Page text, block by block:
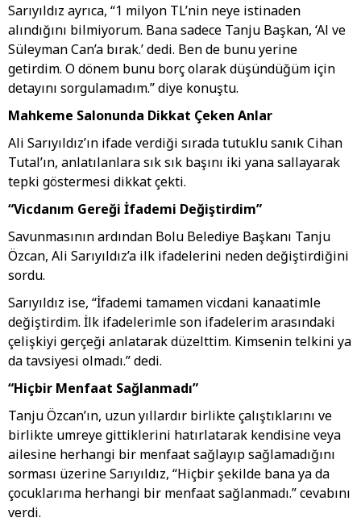
Sarıyıldız ayrıca, “1 milyon TL’nin neye istinaden
alındığını bilmiyorum. Bana sadece Tanju Başkan, ‘Al ve
Süleyman Can’a bırak.’ dedi. Ben de bunu yerine
getirdim. O dönem bunu borç olarak düşündüğüm için
detayını sorgulamadım.” diye konuştu.
Mahkeme Salonunda Dikkat Çeken Anlar
Ali Sarıyıldız’ın ifade verdiği sırada tutuklu sanık Cihan
Tutal’ın, anlatılanlara sık sık başını iki yana sallayarak
tepki göstermesi dikkat çekti.
“Vicdanım Gereği İfademi Değiştirdim”
Savunmasının ardından Bolu Belediye Başkanı Tanju
Özcan, Ali Sarıyıldız’a ilk ifadelerini neden değiştirdiğini
sordu.
Sarıyıldız ise, “İfademi tamamen vicdani kanaatimle
değiştirdim. İlk ifadelerimle son ifadelerim arasındaki
çelişkiyi gerçeği anlatarak düzelttim. Kimsenin telkini ya
da tavsiyesi olmadı.” dedi.
“Hiçbir Menfaat Sağlanmadı”
Tanju Özcan’ın, uzun yıllardır birlikte çalıştıklarını ve
birlikte umreye gittiklerini hatırlatarak kendisine veya
ailesine herhangi bir menfaat sağlayıp sağlamadığını
sorması üzerine Sarıyıldız, “Hiçbir şekilde bana ya da
çocuklarıma herhangi bir menfaat sağlanmadı.” cevabını
verdi.